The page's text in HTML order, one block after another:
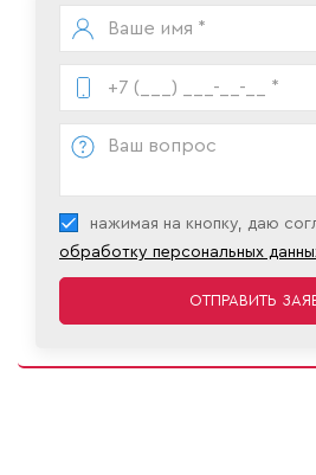
нажимая на кнопку, даю
обработку персональных